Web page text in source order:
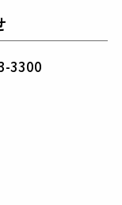
枚仕立てですの
るシングル2B
ンをラペルに
ックス感を高
3300